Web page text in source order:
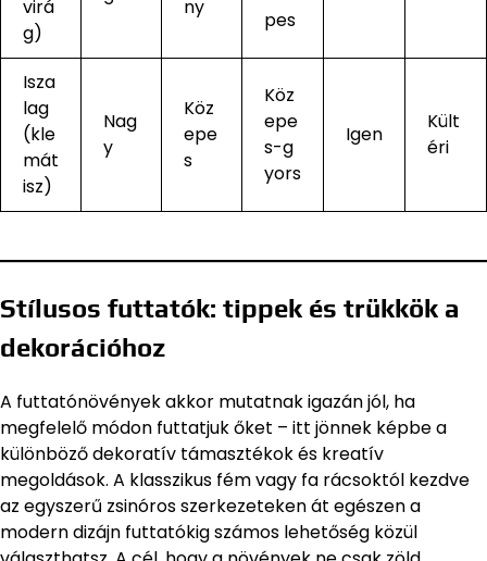
virá
g)
ny
pes
Isza
lag
(kle
mát
isz)
Nag
y
Köz
epe
s
Köz
epe
s-g
yors
Igen
Kült
éri
Stílusos futtatók: tippek és trükkök a
dekorációhoz
A futtatónövények akkor mutatnak igazán jól, ha
megfelelő módon futtatjuk őket – itt jönnek képbe a
különböző dekoratív támasztékok és kreatív
megoldások. A klasszikus fém vagy fa rácsoktól kezdve
az egyszerű zsinóros szerkezeteken át egészen a
modern dizájn futtatókig számos lehetőség közül